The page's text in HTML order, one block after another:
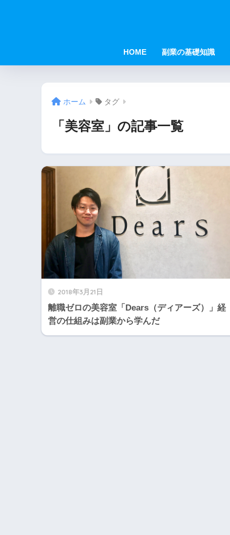
HOME 副業の基礎知識
ホーム タグ
「美容室」の記事一覧
2018年3月21日
離職ゼロの美容室「Dears（ディアーズ）」経
営の仕組みは副業から学んだ